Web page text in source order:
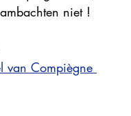
niet !
van Compiègne